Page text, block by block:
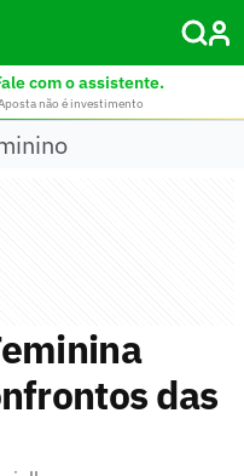
com o assistente.
não é investimento
das